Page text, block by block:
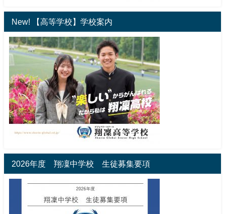
New! 【高等学校】学校案内
2026年度 翔凜中学校 生徒募集要項